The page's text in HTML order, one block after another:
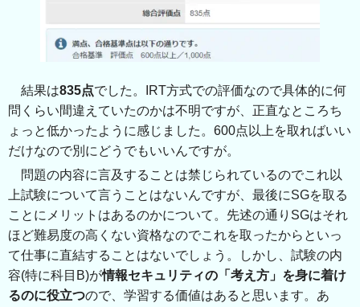
結果は835点でした。IRT方式での評価なので具体的に何
問くらい間違えていたのかは不明ですが、正直なところち
ょっと低かったように感じました。600点以上を取ればいい
だけなので別にどうでもいいんですが。
問題の内容に言及することは禁じられているのでこれ以
上試験について言うことはないんですが、最後にSGを取る
ことにメリットはあるのかについて。先述の通りSGはそれ
ほど難易度の高くない資格なのでこれを取ったからといっ
て仕事に直結することはないでしょう。しかし、試験の内
容(特に科目B)が情報セキュリティの「考え方」を身に着け
るのに役立つので、学習する価値はあると思います。あ